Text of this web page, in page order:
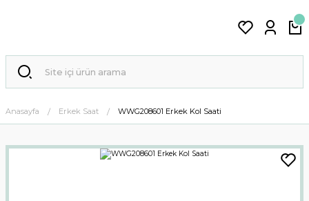
Anasayfa Erkek Saat WWG208601 Erkek Kol Saati